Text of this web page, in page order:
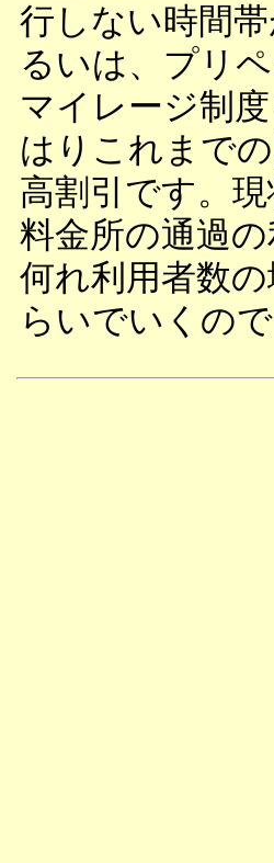
行しない時間
るいは、プリ
マイレージ制
はりこれまで
高割引です。
料金所の通過
何れ利用者数
らいでいくので